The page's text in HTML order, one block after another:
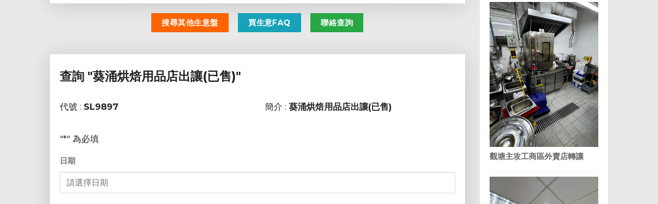
搜尋其他生意盤 買生意FAQ 聯絡查詢
查詢 "葵涌烘焙用品店出讓(已售)"
代號 : SL9897 簡介 : 葵涌烘焙用品店出讓(已售)
"*" 為必填
日期 觀塘主攻工商區外賣店轉讓